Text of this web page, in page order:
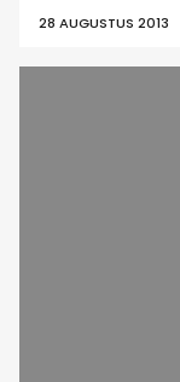
28 AUGUSTUS 2013